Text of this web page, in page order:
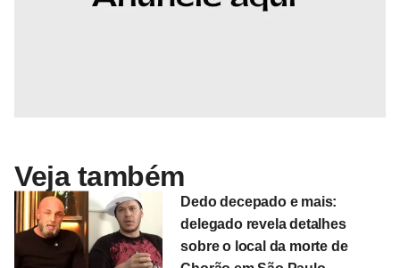
Veja também
Dedo decepado e mais:
delegado revela detalhes
sobre o local da morte de